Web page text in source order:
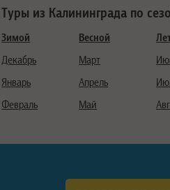
Туры из Калининграда по
Зимой
Декабрь
Январь
Февраль
Весной
Март
Апрель
Май